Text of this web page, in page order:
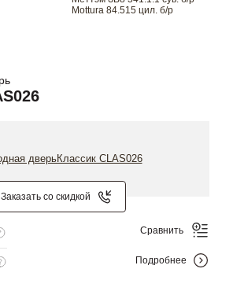
Mottura 84.515 цил. б/р
Заказать со скидкой
Сравнить
Подробнее